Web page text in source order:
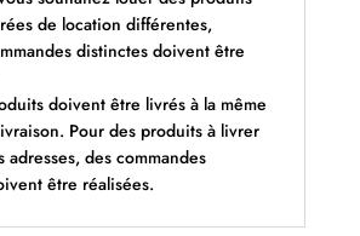
de location différentes,
distinctes doivent être
doivent être livrés à la même
Pour des produits à livrer
adresses, des commandes
être réalisées.